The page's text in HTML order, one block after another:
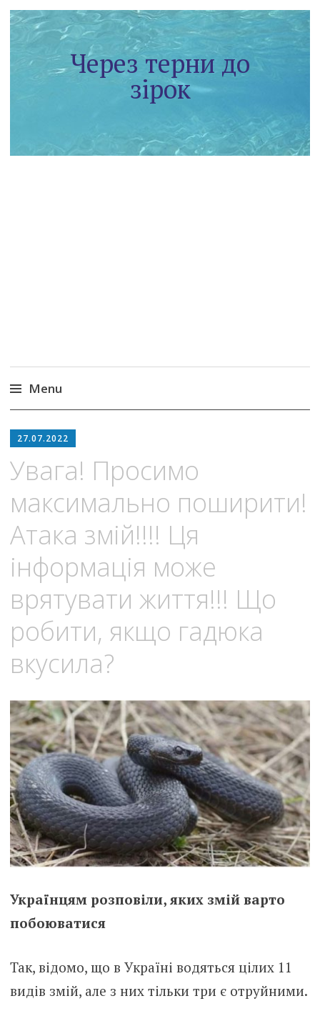
Через терни до
зірок
Menu
to
27.07.2022
Увага! Просимо
максимально поширити!
Атака змій!!!! Ця
інформація може
врятувати життя!!! Що
робити, якщо гадюка
вкусила?
Українцям розповіли, яких змій варто
побоюватися
Так, відомо, що в Україні водяться цілих 11
видів змій, але з них тільки три є отруйними.